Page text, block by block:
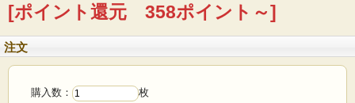
※SOHOLM社は、デンマークの小さな島（ボーホルム島）に1835年から1996年ま
で存在した名窯です。ぽってりとした厚みのあるフォルムが多く、懐かしさを感
■製造国：デンマーク
■サイズ ：33×33cm、厚み3cm
■年代 ：1970年代
[ポイント還元 358ポイント～]
注文
購入数： 枚